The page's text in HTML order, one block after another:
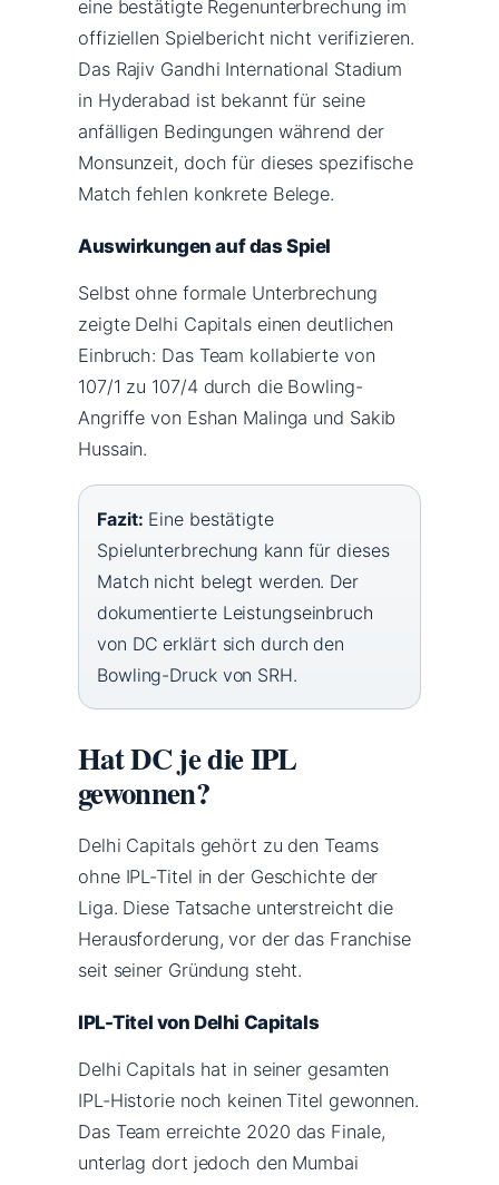
eine bestätigte Regenunterbrechung im
offiziellen Spielbericht nicht verifizieren.
Das Rajiv Gandhi International Stadium
in Hyderabad ist bekannt für seine
anfälligen Bedingungen während der
Monsunzeit, doch für dieses spezifische
Match fehlen konkrete Belege.
Auswirkungen auf das Spiel
Selbst ohne formale Unterbrechung
zeigte Delhi Capitals einen deutlichen
Einbruch: Das Team kollabierte von
107/1 zu 107/4 durch die Bowling-
Angriffe von Eshan Malinga und Sakib
Hussain.
Fazit: Eine bestätigte
Spielunterbrechung kann für dieses
Match nicht belegt werden. Der
dokumentierte Leistungseinbruch
von DC erklärt sich durch den
Bowling-Druck von SRH.
Hat DC je die IPL
gewonnen?
Delhi Capitals gehört zu den Teams
ohne IPL-Titel in der Geschichte der
Liga. Diese Tatsache unterstreicht die
Herausforderung, vor der das Franchise
seit seiner Gründung steht.
IPL-Titel von Delhi Capitals
Delhi Capitals hat in seiner gesamten
IPL-Historie noch keinen Titel gewonnen.
Das Team erreichte 2020 das Finale,
unterlag dort jedoch den Mumbai